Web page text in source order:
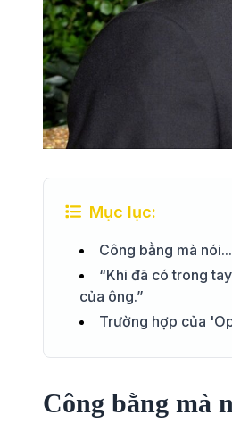
Mục lục:
Công bằng mà
“Khi đã có trong
của ông.”
Trường hợp của
Công bằng mà